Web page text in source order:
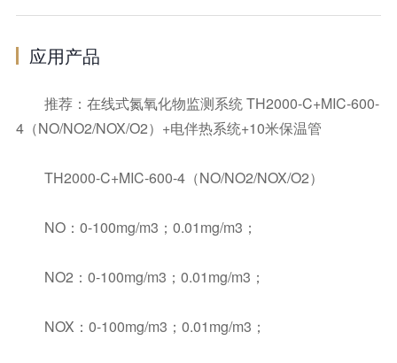
应用产品
推荐：在线式氮氧化物监测系统 TH2000-C+MIC-600-
4（NO/NO2/NOX/O2）+电伴热系统+10米保温管
TH2000-C+MIC-600-4（NO/NO2/NOX/O2）
NO：0-100mg/m3；0.01mg/m3；
NO2：0-100mg/m3；0.01mg/m3；
NOX：0-100mg/m3；0.01mg/m3；